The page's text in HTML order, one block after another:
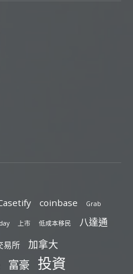
coinbase Grab
上市 低成本移民 八達通
易所 加拿大
富豪 投資